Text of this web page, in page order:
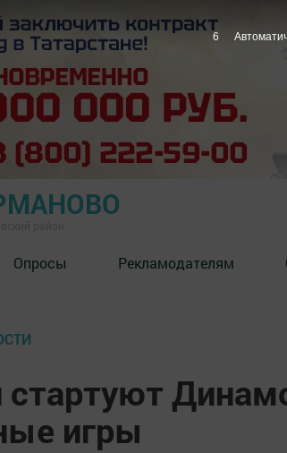
Опросы Рекламодателям
стартуют
игры
5